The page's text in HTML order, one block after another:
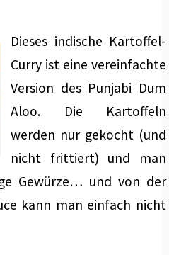
Dieses indische Kartoffel-
Curry ist eine vereinfachte
Version des Punjabi Dum
Aloo. Die Kartoffeln
werden nur gekocht (und
nicht frittiert) und man
Gewürze… und von der
kann man einfach nicht